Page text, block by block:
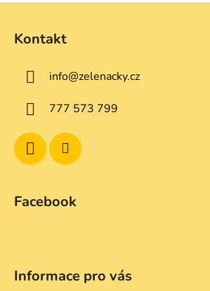
Kontakt
info@zelenacky.cz
777 573 799
Facebook
Informace pro vás